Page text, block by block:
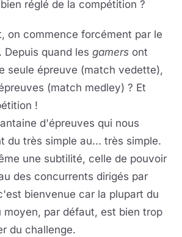
réglé de la compétition ?
on commence forcément par le
Depuis quand les gamers ont
seule épreuve (match vedette),
(match medley) ? Et
!
d'épreuves qui nous
du très simple au... très simple.
une subtilité, celle de pouvoir
des concurrents dirigés par
bienvenue car la plupart du
moyen, par défaut, est bien trop
du challenge.